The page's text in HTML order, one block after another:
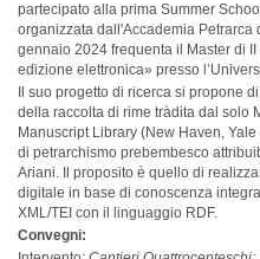
partecipato alla prima Summer
organizzata dall'Accademia Petrarca
gennaio 2024 frequenta il Master di
edizione elettronica» presso
Il suo progetto di ricerca si propone
della raccolta di rime tràdita dal solo
Manuscript Library (New Haven,
di petrarchismo prebembesco
Ariani. Il proposito è quello di
digitale in base di conoscenza
XML/TEI con il linguaggio RDF.
Convegni: